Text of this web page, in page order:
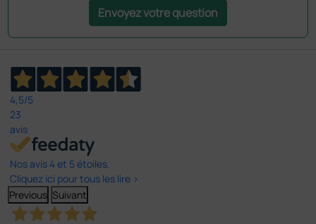
Envoyez votre question
4,5/5
23
avis
Nos avis 4 et 5 étoiles.
Cliquez ici pour tous les lire >
Previous Suivant